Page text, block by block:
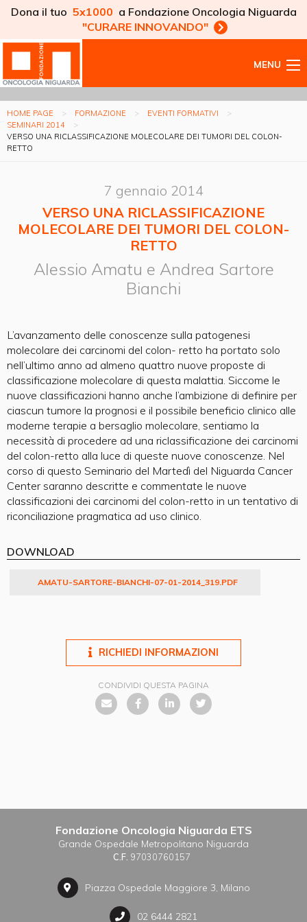
Dona il tuo 5x1000 a Fondazione Oncologia Niguarda
"CURARE INNOVANDO"
MENU
HOME PAGE FORMAZIONE
EVENTI FORMATIVI
SEMINARI 2014
VERSO UNA RICLASSIFICAZIONE MOLECOLARE DEI TUMORI DEL COLON-
RETTO
7 gennaio 2014
VERSO UNA RICLASSIFICAZIONE
MOLECOLARE DEI TUMORI DEL COLON-
RETTO
Alessio Amatu e Andrea Sartore
Bianchi
L’avanzamento delle conoscenze sulla patogenesi
molecolare dei carcinomi del colon- retto ha portato solo
nell’ultimo anno ad almeno quattro nuove proposte di
classificazione molecolare di questa malattia. Siccome le
nuove classificazioni hanno anche l’ambizione di definire per
ciascun tumore la prognosi e il possibile beneficio clinico alle
moderne terapie a bersaglio molecolare, sentiamo la
necessità di procedere ad una riclassificazione dei carcinomi
del colon-retto alla luce di queste nuove conoscenze. Nel
corso di questo Seminario del Martedì del Niguarda Cancer
Center saranno descritte e commentate le nuove
classificazioni dei carcinomi del colon-retto in un tentativo di
riconciliazione pragmatica ad uso clinico.
DOWNLOAD
AMATU-SARTORE-BIANCHI-07-01-2014_319.PDF
RICHIEDI INFORMAZIONI
CONDIVIDI QUESTA PAGINA
Fondazione Oncologia Niguarda ETS
Grande Ospedale Metropolitano Niguarda
C.F. 97030760157
Piazza Ospedale Maggiore 3, Milano
02 6444 2821